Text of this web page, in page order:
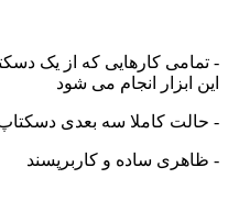
کارهایی که از یک دسکتاپ
انجام می شود
کاملا سه بعدی دسکتاپ ها-
ساده و کاربرپسند